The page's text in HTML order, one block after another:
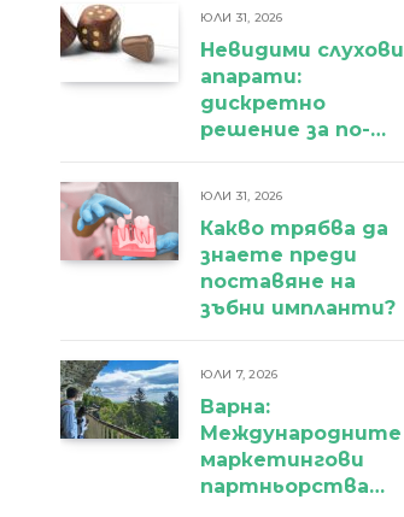
ЮЛИ 31, 2026
Невидими слухови
апарати:
дискретно
решение за по-
ЮЛИ 31, 2026
Какво трябва да
знаете преди
поставяне на
зъбни импланти?
ЮЛИ 7, 2026
Варна:
Международните
маркетингови
партньорства